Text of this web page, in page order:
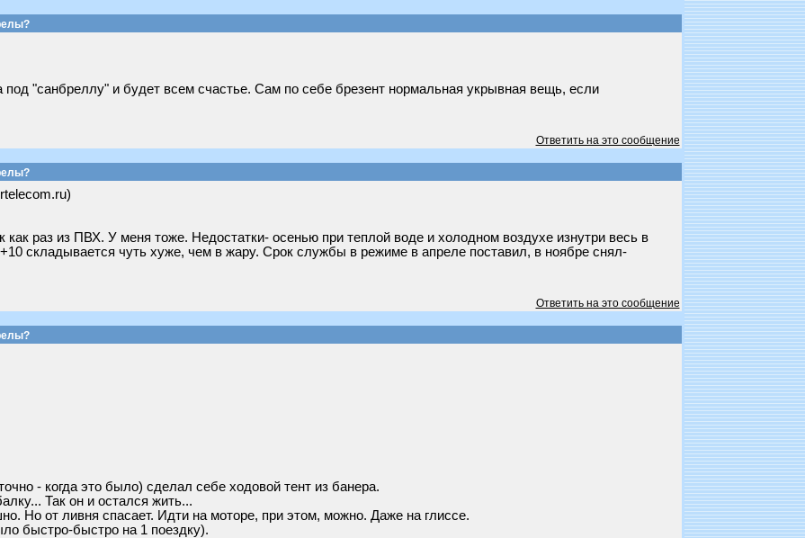
под "санбреллу" и будет всем счастье. Сам по себе брезент нормальная укрывная вещь, если
Ответить на это сообщение
раз из ПВХ. У меня тоже. Недостатки- осенью при теплой воде и холодном воздухе изнутри весь в
складывается чуть хуже, чем в жару. Срок службы в режиме в апреле поставил, в ноябре снял-
Ответить на это сообщение
- когда это было) сделал себе ходовой тент из банера.
Так он и остался жить...
Но от ливня спасает. Идти на моторе, при этом, можно. Даже на глиссе.
быстро-быстро на 1 поездку).